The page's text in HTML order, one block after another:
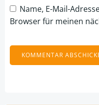
Name, E-Mail-
Browser für meinen